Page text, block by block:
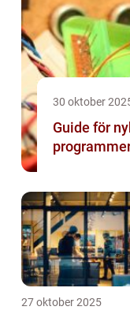
30 oktober
Guide för
27 oktober 2025